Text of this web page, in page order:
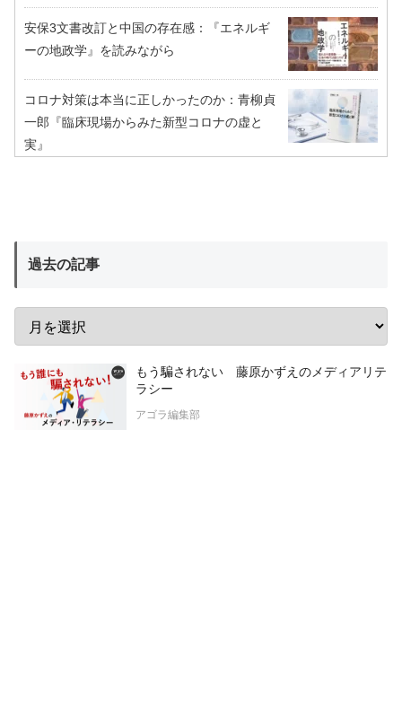
安保3文書改訂と中国の存在感：『エネルギ
ーの地政学』を読みながら
コロナ対策は本当に正しかったのか：青柳貞
一郎『臨床現場からみた新型コロナの虚と
実』
過去の記事
もう騙されない 藤原かずえのメディアリテ
ラシー
アゴラ編集部